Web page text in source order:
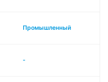
Промышленный
-